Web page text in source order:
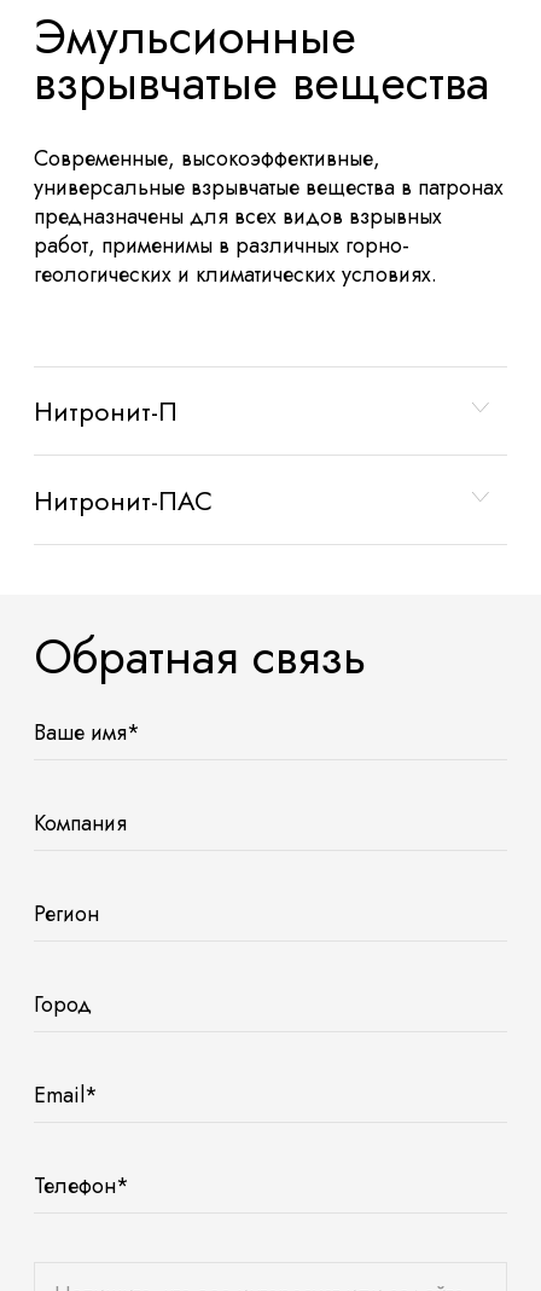
Эмульсионные
взрывчатые вещества
Современные, высокоэффективные,
универсальные взрывчатые вещества в патронах
предназначены для всех видов взрывных
работ, применимы в различных горно-
геологических и климатических условиях.
Нитронит-П
Нитронит-ПАС
Обратная связь